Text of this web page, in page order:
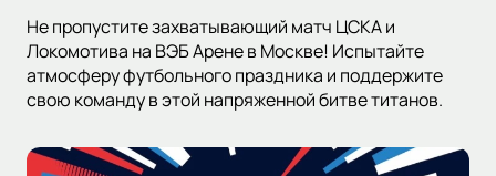
Не пропустите захватывающий матч ЦСКА и
Локомотива на ВЭБ Арене в Москве! Испытайте
атмосферу футбольного праздника и поддержите
свою команду в этой напряженной битве титанов.